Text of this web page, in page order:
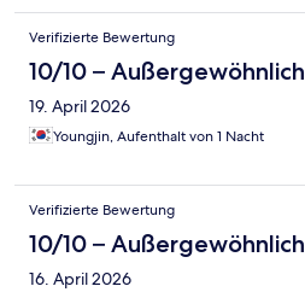
Verifizierte Bewertung
10/10 – Außergewöhnlich
19. April 2026
Youngjin, Aufenthalt von 1 Nacht
Verifizierte Bewertung
10/10 – Außergewöhnlich
16. April 2026